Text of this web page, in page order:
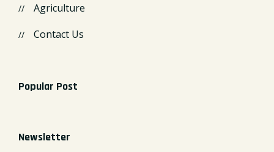
Agriculture
Contact Us
Popular Post
Newsletter